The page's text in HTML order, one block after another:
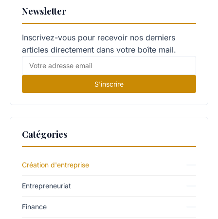
Newsletter
Inscrivez-vous pour recevoir nos derniers
articles directement dans votre boîte mail.
S'inscrire
Catégories
Création d'entreprise
Entrepreneuriat
Finance